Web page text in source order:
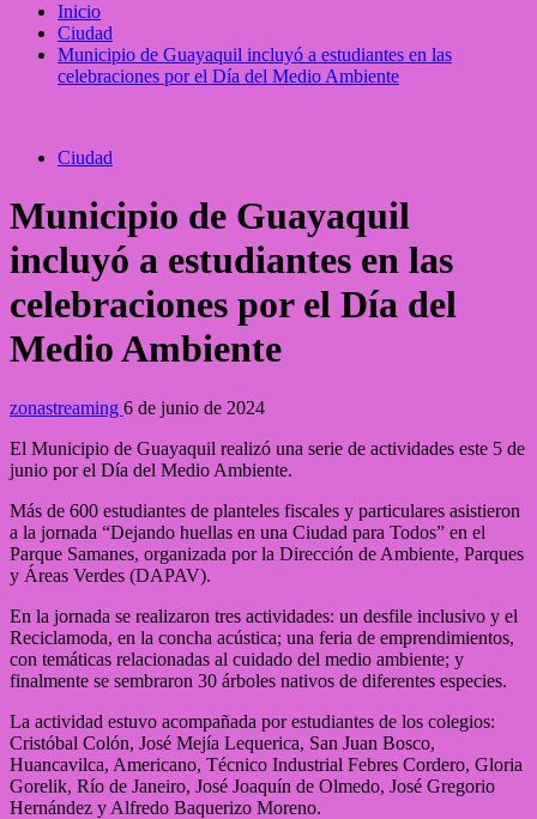
Inicio
Ciudad
Municipio de Guayaquil incluyó a estudiantes en las
celebraciones por el Día del Medio Ambiente
Ciudad
Municipio de Guayaquil
incluyó a estudiantes en las
celebraciones por el Día del
Medio Ambiente
zonastreaming 6 de junio de 2024
El Municipio de Guayaquil realizó una serie de actividades este 5 de
junio por el Día del Medio Ambiente.
Más de 600 estudiantes de planteles fiscales y particulares asistieron
a la jornada “Dejando huellas en una Ciudad para Todos” en el
Parque Samanes, organizada por la Dirección de Ambiente, Parques
y Áreas Verdes (DAPAV).
En la jornada se realizaron tres actividades: un desfile inclusivo y el
Reciclamoda, en la concha acústica; una feria de emprendimientos,
con temáticas relacionadas al cuidado del medio ambiente; y
finalmente se sembraron 30 árboles nativos de diferentes especies.
La actividad estuvo acompañada por estudiantes de los colegios:
Cristóbal Colón, José Mejía Lequerica, San Juan Bosco,
Huancavilca, Americano, Técnico Industrial Febres Cordero, Gloria
Gorelik, Río de Janeiro, José Joaquín de Olmedo, José Gregorio
Hernández y Alfredo Baquerizo Moreno.